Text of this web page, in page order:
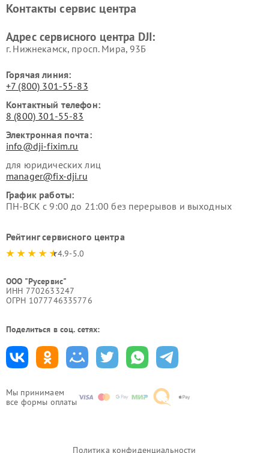
Мы принимаем
все формы оплаты
Контакты сервис центра
Адрес сервисного центра DJI:
г. Нижнекамск, просп. Мира, 93Б
Горячая линия:
+7 (800) 301-55-83
Контактный телефон:
8 (800) 301-55-83
Электронная почта:
info@dji-fixim.ru
для юридических лиц
manager@fix-dji.ru
График работы:
ПН-ВСК с 9:00 до 21:00 без перерывов и выходных
Рейтинг сервисного центра
4.9-5.0
ООО "Русервис"
ИНН 7702633247
ОГРН 1077746335776
Поделиться в соц. сетях:
Политика конфиденциальности